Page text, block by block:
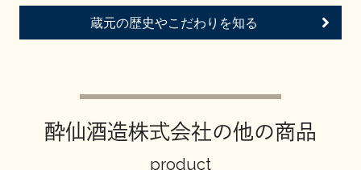
蔵元の歴史やこだわりを知る
酔仙酒造株式会社の他の商品
product